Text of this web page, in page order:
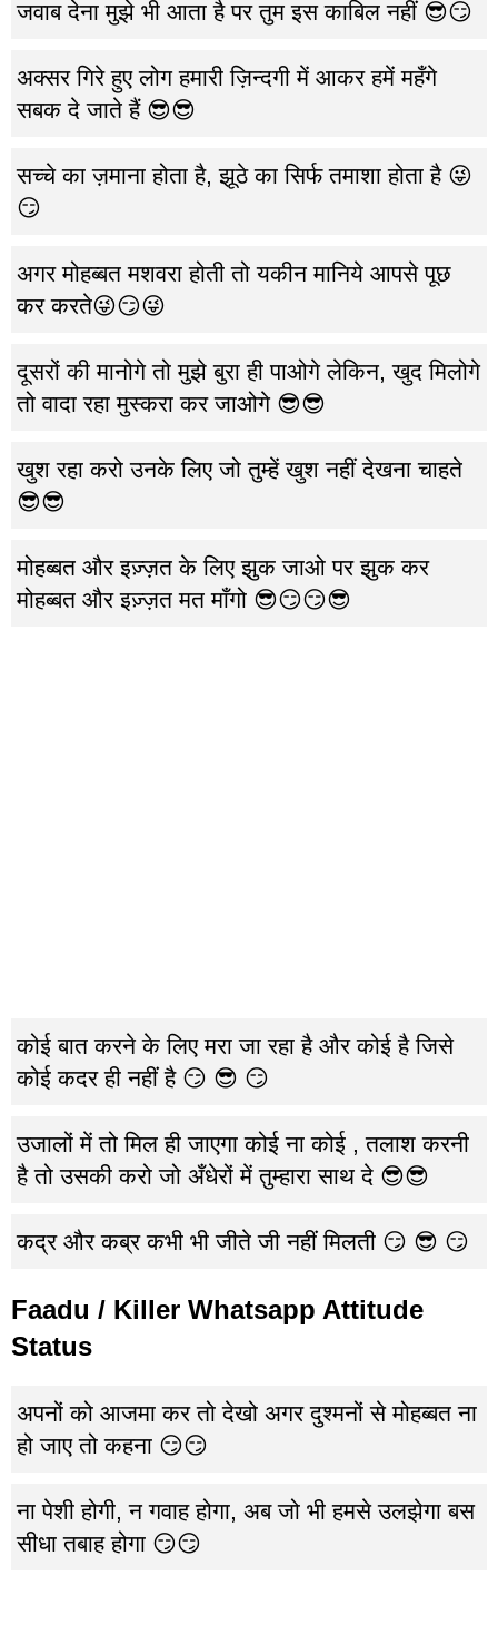
जवाब देना मुझे भी आता है पर तुम इस काबिल नहीं 😎😏
अक्सर गिरे हुए लोग हमारी ज़िन्दगी में आकर हमें महँगे
सबक दे जाते हैं 😎😎
सच्चे का ज़माना होता है, झूठे का सिर्फ तमाशा होता है 😜
😏
अगर मोहब्बत मशवरा होती तो यकीन मानिये आपसे पूछ
कर करते😜😏😜
दूसरों की मानोगे तो मुझे बुरा ही पाओगे लेकिन, खुद मिलोगे
तो वादा रहा मुस्करा कर जाओगे 😎😎
खुश रहा करो उनके लिए जो तुम्हें खुश नहीं देखना चाहते
😎😎
मोहब्बत और इज़्ज़त के लिए झुक जाओ पर झुक कर
मोहब्बत और इज़्ज़त मत माँगो 😎😏😏😎
कोई बात करने के लिए मरा जा रहा है और कोई है जिसे
कोई कदर ही नहीं है 😏 😎 😏
उजालों में तो मिल ही जाएगा कोई ना कोई , तलाश करनी
है तो उसकी करो जो अँधेरों में तुम्हारा साथ दे 😎😎
कद्र और कब्र कभी भी जीते जी नहीं मिलती 😏 😎 😏
Faadu / Killer Whatsapp Attitude
Status
अपनों को आजमा कर तो देखो अगर दुश्मनों से मोहब्बत ना
हो जाए तो कहना 😏😏
ना पेशी होगी, न गवाह होगा, अब जो भी हमसे उलझेगा बस
सीधा तबाह होगा 😏😏